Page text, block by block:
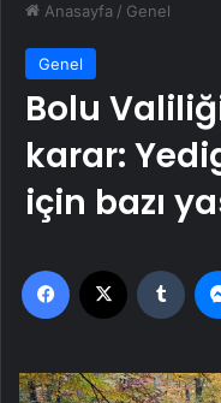
Anasayfa / Genel
Genel
Bolu
karar:
için bazı
Facebook